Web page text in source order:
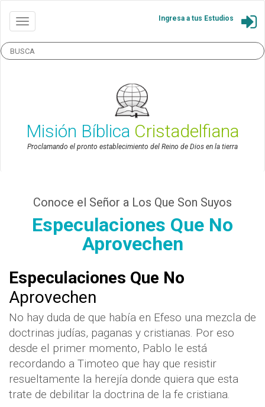
Ingresa a tus Estudios
Misión Bíblica Cristadelfiana
Proclamando el pronto establecimiento del Reino de Dios en la tierra
Conoce el Señor a Los Que Son Suyos
Especulaciones Que No
Aprovechen
Especulaciones Que No
Aprovechen
No hay duda de que había en Efeso una mezcla de
doctrinas judías, paganas y cristianas. Por eso
desde el primer momento, Pablo le está
recordando a Timoteo que hay que resistir
resueltamente la herejía donde quiera que esta
trate de debilitar la doctrina de la fe cristiana.